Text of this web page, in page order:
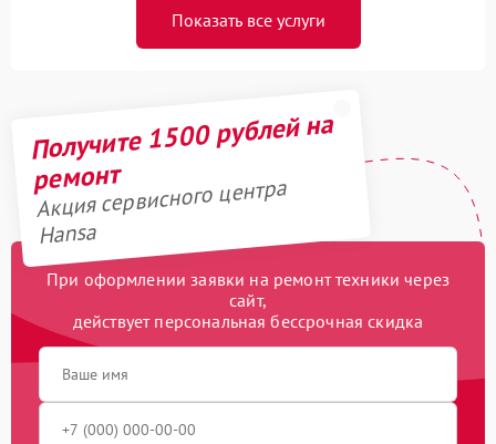
Показать все услуги
Получите 1500 рублей на
ремонт
Акция сервисного центра
Hansa
При оформлении заявки на ремонт техники через
сайт,
действует персональная бессрочная скидка